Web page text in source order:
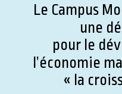
Le Campus
une
pour le
l’économie
« la